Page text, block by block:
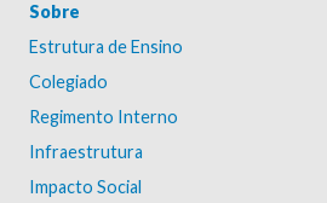
Sobre
Estrutura de Ensino
Colegiado
Regimento Interno
Infraestrutura
Impacto Social